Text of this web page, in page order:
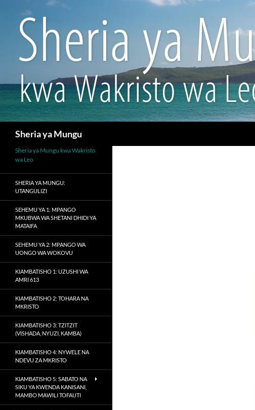
Sheria ya Mungu
Sheria ya Mungu kwa Wakristo
wa Leo
SHERIA YA MUNGU:
UTANGULIZI
SEHEMU YA 1: MPANGO
MKUBWA WA SHETANI DHIDI YA
MATAIFA
SEHEMU YA 2: MPANGO WA
UONGO WA WOKOVU
KIAMBATISHO 1: UZUSHI WA
AMRI 613
KIAMBATISHO 2: TOHARA NA
MKRISTO
KIAMBATISHO 3: TZITZIT
(VISHADA, NYUZI, KAMBA)
KIAMBATISHO 4: NYWELE NA
NDEVU ZA MKRISTO
KIAMBATISHO 5: SABATO NA
SIKU YA KWENDA KANISANI,
MAMBO MAWILI TOFAUTI